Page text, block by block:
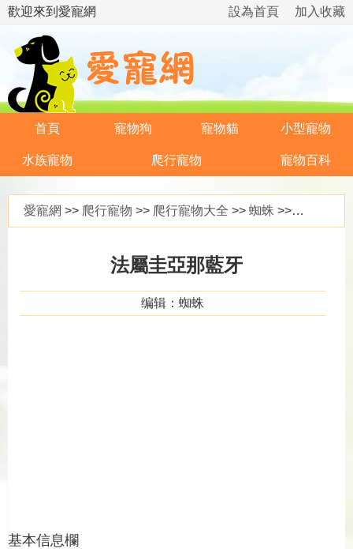
歡迎來到愛寵網 加入收藏
設為首頁
首頁 寵物狗 寵物貓 小型寵物
水族寵物 爬行寵物 寵物百科
愛寵網 >> 爬行寵物 >> 爬行寵物大全 >> 蜘蛛 >> 法屬圭亞那藍牙
法屬圭亞那藍牙
编辑：蜘蛛
基本信息欄